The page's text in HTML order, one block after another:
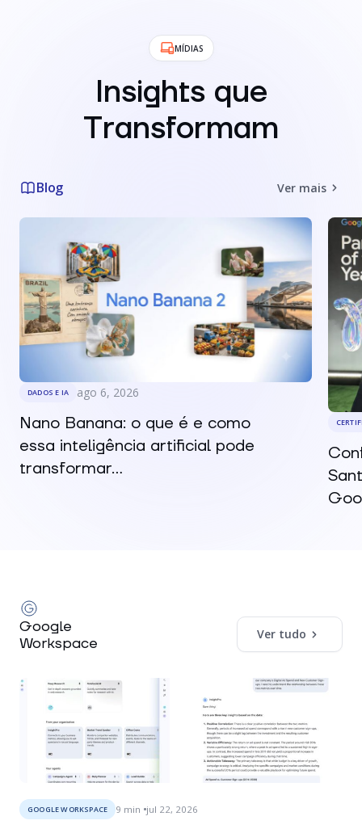
MÍDIAS
Insights que
Transformam
Blog Ver mais
DADOS E IA ago 6, 2026
Nano Banana: o que é e como
essa inteligência artificial pode
transformar...
Google
Workspace
Ver tudo
GOOGLE WORKSPACE 9 min jul 22, 2026